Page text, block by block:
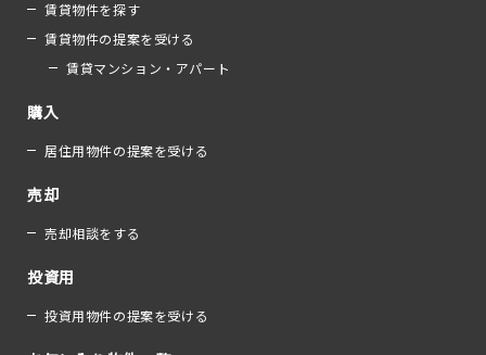
賃貸物件を探す
賃貸物件の提案を受ける
賃貸マンション・アパート
購入
居住用物件の提案を受ける
売却
売却相談をする
投資用
投資用物件の提案を受ける